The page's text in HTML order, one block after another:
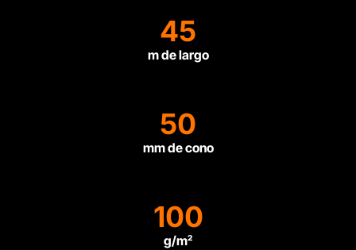
45
m de largo
50
mm de cono
100
g/m²